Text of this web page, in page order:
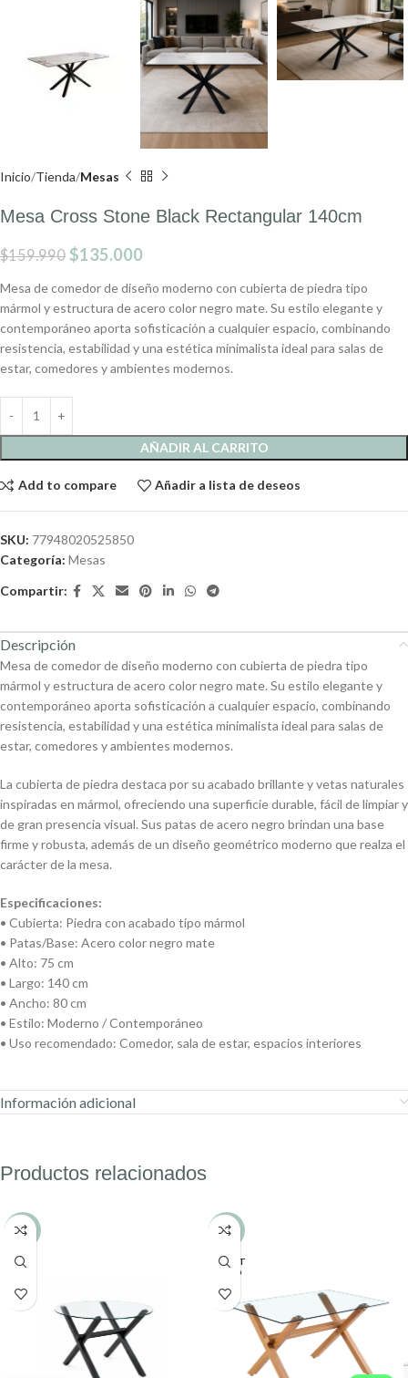
Inicio Tienda Mesas
Mesa Cross Stone Black Rectangular 140cm
$159.990 $135.000
Mesa de comedor de diseño moderno con cubierta de piedra tipo
mármol y estructura de acero color negro mate. Su estilo elegante y
contemporáneo aporta sofisticación a cualquier espacio, combinando
resistencia, estabilidad y una estética minimalista ideal para salas de
estar, comedores y ambientes modernos.
AÑADIR AL CARRITO
Add to compare Añadir a lista de deseos
SKU: 77948020525850
Categoría: Mesas
Compartir:
Descripción
Mesa de comedor de diseño moderno con cubierta de piedra tipo
mármol y estructura de acero color negro mate. Su estilo elegante y
contemporáneo aporta sofisticación a cualquier espacio, combinando
resistencia, estabilidad y una estética minimalista ideal para salas de
estar, comedores y ambientes modernos.
La cubierta de piedra destaca por su acabado brillante y vetas naturales
inspiradas en mármol, ofreciendo una superficie durable, fácil de limpiar y
de gran presencia visual. Sus patas de acero negro brindan una base
firme y robusta, además de un diseño geométrico moderno que realza el
carácter de la mesa.
Especificaciones:
• Cubierta: Piedra con acabado tipo mármol
• Patas/Base: Acero color negro mate
• Alto: 75 cm
• Largo: 140 cm
• Ancho: 80 cm
• Estilo: Moderno / Contemporáneo
• Uso recomendado: Comedor, sala de estar, espacios interiores
Información adicional
Productos relacionados
-23% -7%
AGOT
ADO